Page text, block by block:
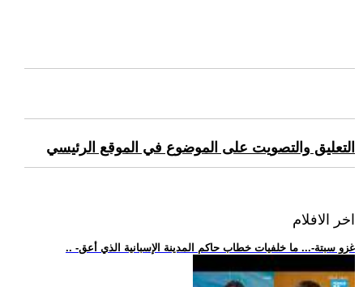
التعليق والتصويت على الموضوع في الموقع الرئيسي
اخر الافلام
.. -غزو سبتة-... ما خلفيات خطاب حاكم المدينة الإسبانية الذي أعق